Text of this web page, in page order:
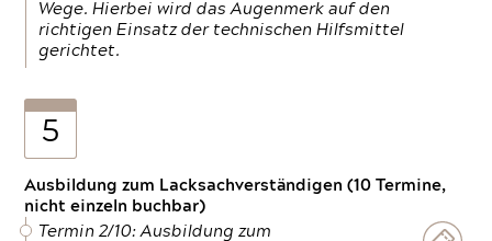
Wege. Hierbei wird das Augenmerk auf den
richtigen Einsatz der technischen Hilfsmittel
gerichtet.
5
Ausbildung zum Lacksachverständigen (10 Termine,
nicht einzeln buchbar)
Termin 2/10: Ausbildung zum